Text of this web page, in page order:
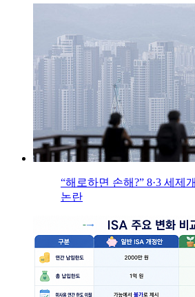
“해로하면 손해?” 8·3 세제
논란